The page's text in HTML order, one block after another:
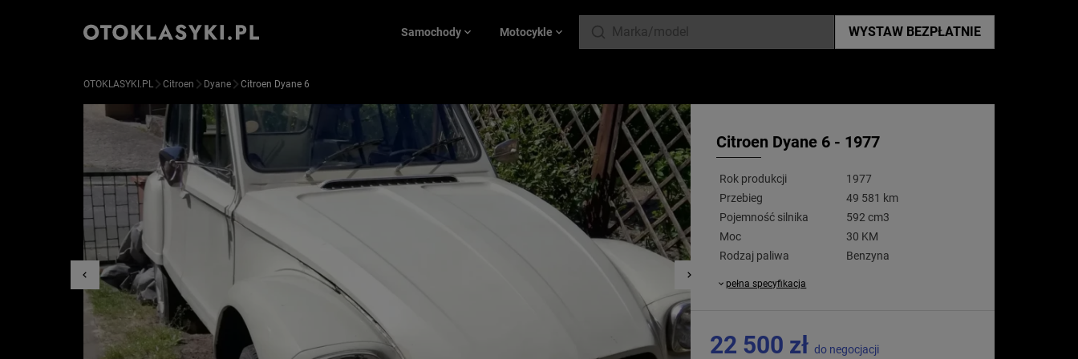
Samochody Motocykle WYSTAW BEZPŁATNIE
OTOKLASYKI.PL Citroen Dyane Citroen Dyane 6
Citroen Dyane 6 - 1977
Rok produkcji
1977
Przebieg
49 581 km
Pojemność silnika
592 cm3
Moc
30 KM
Rodzaj paliwa
Benzyna
pełna specyfikacja
22 500 złdo negocjacji